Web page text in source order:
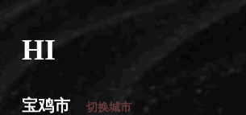
HI
宝鸡市 切换城市